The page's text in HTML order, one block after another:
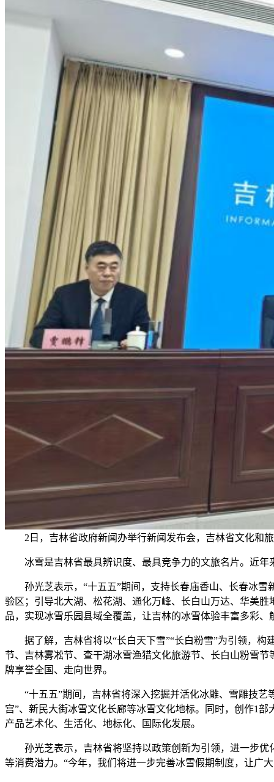
2日，吉林省政府新闻办举行新闻发布会，吉林省文化和
冰雪是吉林省最具辨识度、最具竞争力的文旅名片。近年
孙光芝表示，“十五五”期间，支持长春庙香山、长春冰雪
验区；引导北大湖、松花湖、通化万峰、长白山万达、华美
品，实现冰雪乐园县域全覆盖，让吉林的冰雪体验丰富多彩、
据了解，吉林省将以“长白天下雪”“长白粉雪”为引领，构
节、吉林雾凇节、查干湖冰雪渔猎文化旅游节、长白山粉雪
牌享誉全国、走向世界。
“十五五”期间，吉林省将深入挖掘并活化冰雕、雪雕技艺
宫”、新民大街冰雪文化长廊等冰雪文化地标。同时，创作1
产品艺术化、生活化、地标化、国际化发展。
孙光芝表示，吉林省将坚持以政策创新为引领，进一步优
等消费潜力。“今年，我们将进一步完善冰雪假期制度，让广